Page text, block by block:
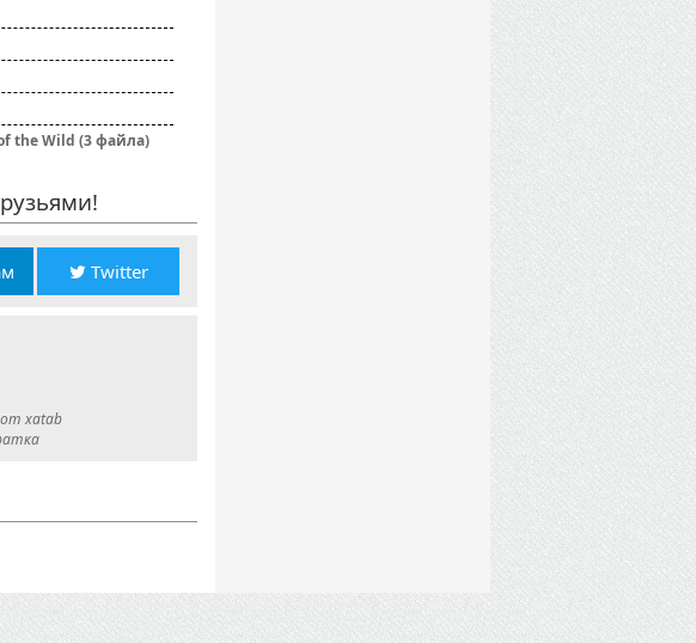
the Wild (3 файла)
Twitter
от xatab